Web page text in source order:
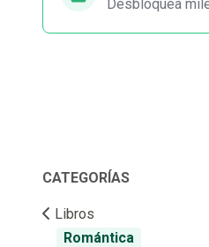
Desbloquea
CATEGORÍAS
Libros
Romántica